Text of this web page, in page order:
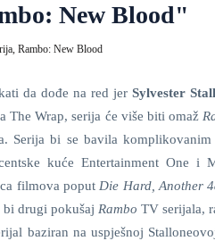
New Blood"
Rambo: New Blood
da dođe na red jer Sylvester
The Wrap, serija će više biti omaž
bi se bavila komplikovanim
kuće Entertainment One i
filmova poputDie Hard, Another
bi drugi pokušaj Rambo TV serijala,
baziran na uspješnoj